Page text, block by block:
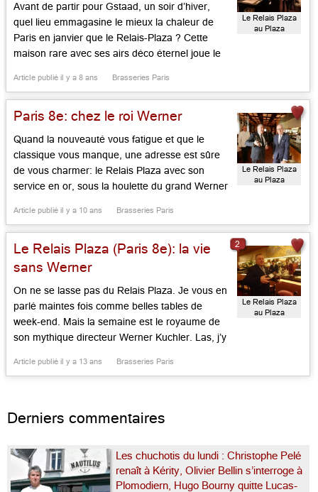
Avant de partir pour Gstaad, un soir d’hiver,
quel lieu emmagasine le mieux la chaleur de
Paris en janvier que le Relais-Plaza ? Cette
maison rare avec ses airs déco éternel joue le
deus ex machina, Stéphane Guérin en
sommelier maître de salle toujours de bon
conseil, Philippe […]...
Article publié il y a 8 ans Brasseries Paris
Le Relais Plaza
au Plaza
Paris 8e: chez le roi Werner
Quand la nouveauté vous fatigue et que le
classique vous manque, une adresse est sûre
de vous charmer: le Relais Plaza avec son
service en or, sous la houlette du grand Werner
Nuremberg en Bavière, mais plus Parisien que
vous et moi, joue les maîtres de cérémonie
[…]...
Article publié il y a 10 ans Brasseries Paris
Le Relais Plaza
au Plaza
Le Relais Plaza (Paris 8e): la vie
sans Werner
On ne se lasse pas du Relais Plaza. Je vous en
parlé maintes fois comme belles tables de
week-end. Mais la semaine est le royaume de
son mythique directeur Werner Kuchler. Las, j’y
abonnés absents – raison de famille, de soir de
Article publié il y a 13 ans Brasseries Paris
Le Relais Plaza
au Plaza
2
Derniers commentaires
Les chuchotis du lundi : Christophe Pelé
renaît à Kérity, Olivier Bellin s’interroge à
Plomodiern, Hugo Bourny quitte Lucas-